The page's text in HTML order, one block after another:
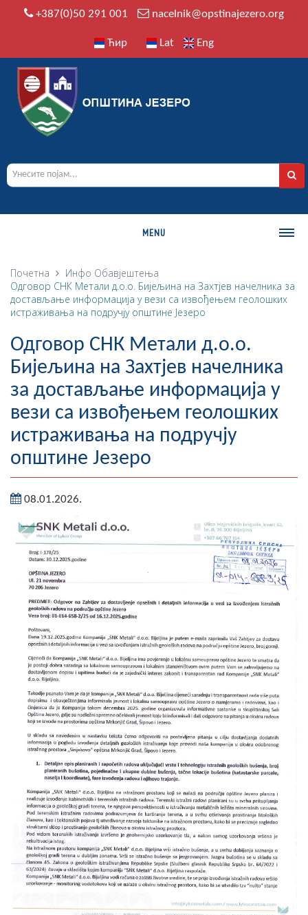
+387(0)50 291 001 nacelnik@opstinajezero.org
Ћир Lat Eng
MENU
О ОПШТИНИ
Историја
Насељена мјеста
Занимљивости
Фотогалерија
НАЧЕЛНИК
О Начелнику
Замјеник начелника
Извјештај о раду начелника
СКУПШТИНА
Статут Општине
Скупштинско вијеће општине језеро
Састав Скупштине
Службени Гласници
ОПШТИНСКА УПРАВА
ИНФО
Вијести
Активности
Јавни позиви
Обавјештења
Заштита од пожара
Почетна Инфо Обавјештења
Одговор СНК Метали д.о.о. Бијељина на Захтјев начелника за
достављање информација у вези са извођењем геолошких
истраживања на подручју општине Језеро
Одговор СНК Метали д.о.о.
Бијељина на Захтјев начелника
за достављање информација у
вези са извођењем геолошких
истраживања на подручју
општине Језеро
08.01.2026.